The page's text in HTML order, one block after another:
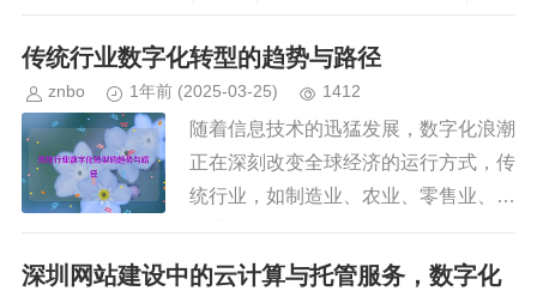
梁，政府网站不仅是政务公开的窗口，
更是提供便民服务、提升行政效率的重
传统行业数字化转型的趋势与路径
znbo 1年前 (2025-03-25) 1412
随着信息技术的迅猛发展，数字化浪潮
正在深刻改变全球经济的运行方式，传
统行业，如制造业、农业、零售业、金
融业等，正面临前所未有的挑战和机
遇，数字化转型已成为企业提升竞争
深圳网站建设中的云计算与托管服务，数字化